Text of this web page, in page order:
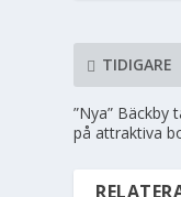
TIDIGARE
”Nya”
på attraktiva